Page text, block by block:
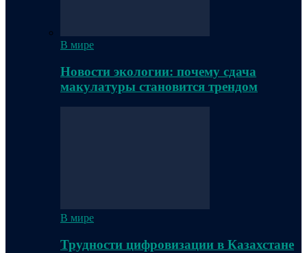
В мире
Новости экологии: почему сдача
макулатуры становится трендом
В мире
Трудности цифровизации в Казахстане